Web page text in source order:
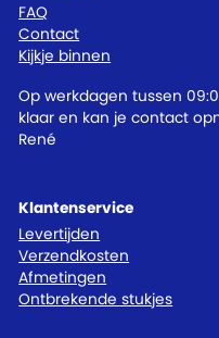
Klantenservice
Levertijden
Verzendkosten
Afmetingen
Ontbrekende stukjes
FAQ
Contact
Kijkje binnen
Op werkdagen tussen
klaar en kan je contact
René